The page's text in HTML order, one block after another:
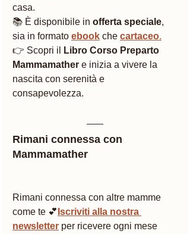
casa.
📚 È disponibile in offerta speciale,
sia in formato ebook che cartaceo.
👉 Scopri il
Libro Corso Preparto
Mammamather e inizia a vivere la
nascita con serenità e
consapevolezza.
Rimani connessa con
Mammamather
Rimani connessa con altre mamme
come te 💕 Iscriviti alla nostra
newsletter per ricevere ogni mese